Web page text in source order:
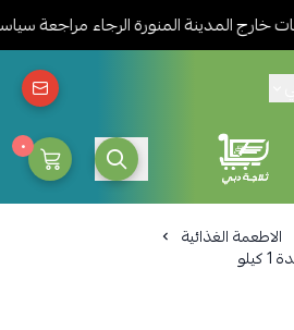
المدينة المنورة الرجاء مراجعة سياسة
ثلاجة دبي المدينة للمواد
٠
الاطعمة الغذائية